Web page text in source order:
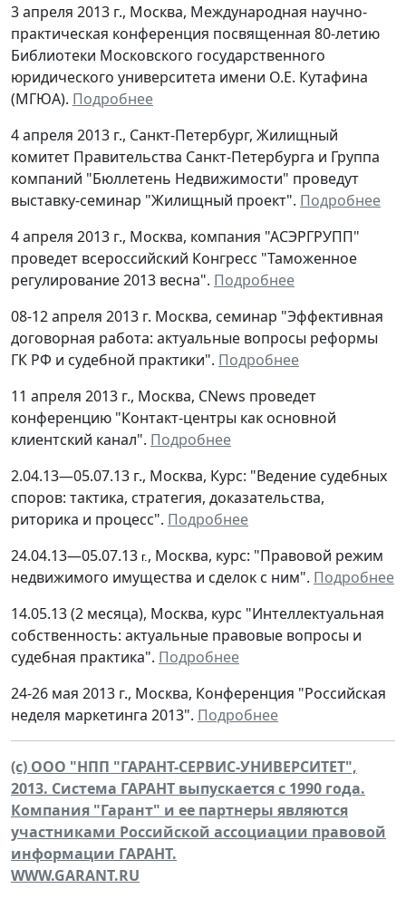
3 апреля 2013 г., Москва, Международная научно-
практическая конференция посвященная 80-летию
Библиотеки Московского государственного
юридического университета имени О.Е. Кутафина
(МГЮА). Подробнее
4 апреля 2013 г., Санкт-Петербург, Жилищный
комитет Правительства Санкт-Петербурга и Группа
компаний "Бюллетень Недвижимости" проведут
выставку-семинар "Жилищный проект". Подробнее
4 апреля 2013 г., Москва, компания "АСЭРГРУПП"
проведет всероссийский Конгресс "Таможенное
регулирование 2013 весна". Подробнее
08-12 апреля 2013 г. Москва, семинар "Эффективная
договорная работа: актуальные вопросы реформы
ГК РФ и судебной практики". Подробнее
11 апреля 2013 г., Москва, CNews проведет
конференцию "Контакт-центры как основной
клиентский канал". Подробнее
2.04.13—05.07.13 г., Москва, Курс: "Ведение судебных
споров: тактика, стратегия, доказательства,
риторика и процесс". Подробнее
24.04.13—05.07.13 г. , Москва, курс: "Правовой режим
недвижимого имущества и сделок с ним". Подробнее
14.05.13 (2 месяца), Москва, курс "Интеллектуальная
собственность: актуальные правовые вопросы и
судебная практика". Подробнее
24-26 мая 2013 г., Москва, Конференция "Российская
неделя маркетинга 2013". Подробнее
(c) ООО "НПП "ГАРАНТ-СЕРВИС-УНИВЕРСИТЕТ",
2013. Система ГАРАНТ выпускается с 1990 года.
Компания "Гарант" и ее партнеры являются
участниками Российской ассоциации правовой
информации ГАРАНТ.
WWW.GARANT.RU